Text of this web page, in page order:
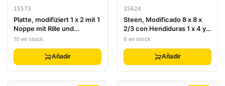
15573
Platte, modifiziert 1 x 2 mit 1
Noppe mit Rille und
unterem Noppen-Halter
10 en stock
Añadir
15624
Steen, Modificado 8 x 8 x
2/3 con Hendiduras 1 x 4 y
Placa 1 x 4
6 en stock
Añadir